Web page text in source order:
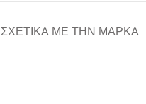
ΣΧΕΤΙΚΆ ΜΕ ΤΗΝ ΜΆΡΚΑ